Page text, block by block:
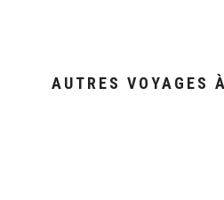
AUTRES VOYAGES